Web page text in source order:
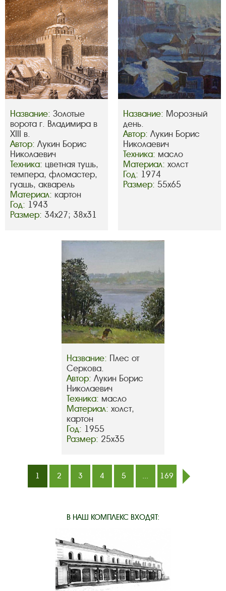
Название: Золотые
ворота г. Владимира в
XIII в.
Автор: Лукин Борис
Николаевич
Техника: цветная тушь,
темпера, фломастер,
гуашь, акварель
Материал: картон
Год: 1943
Размер: 34х27; 38х31
Название: Морозный
день.
Автор: Лукин Борис
Николаевич
Техника: масло
Материал: холст
Год: 1974
Размер: 55х65
Название: Плес от
Серкова.
Автор: Лукин Борис
Николаевич
Техника: масло
Материал: холст,
картон
Год: 1955
Размер: 25х35
1 2 3 4 5 ...
169
В НАШ КОМПЛЕКС ВХОДЯТ: